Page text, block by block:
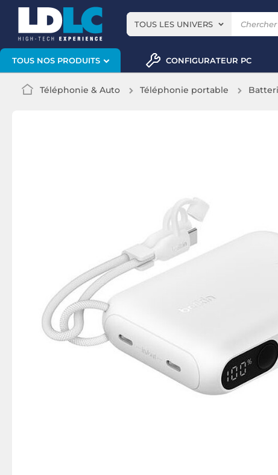
TOUS LES UNIVERS
TOUS NOS PRODUITS CONFIGURATEUR PC
Téléphonie & Auto Téléphonie portable